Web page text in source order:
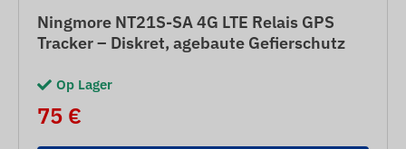
Ningmore NT21S-SA 4G LTE Relais GPS
Tracker – Diskret, agebaute Gefierschutz
Op Lager
75 €